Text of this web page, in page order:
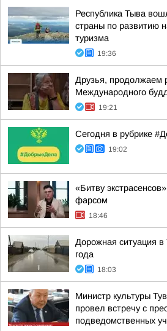
Республика Тыва
страны по развитию
туризма
19:36
Друзья, продолжаем
Международного
19:21
Сегодня в рубрике
19:02
«Битву
фарсом
18:46
Дорожная ситуация в
года
18:03
Министр культуры
провел встречу с
подведомственных